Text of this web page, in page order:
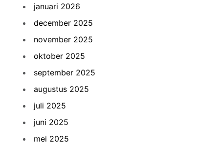
januari 2026
december 2025
november 2025
oktober 2025
september 2025
augustus 2025
juli 2025
juni 2025
mei 2025